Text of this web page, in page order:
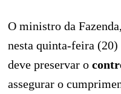
O ministro da Fazenda,
nesta quinta-feira (20)
deve preservar o
assegurar o